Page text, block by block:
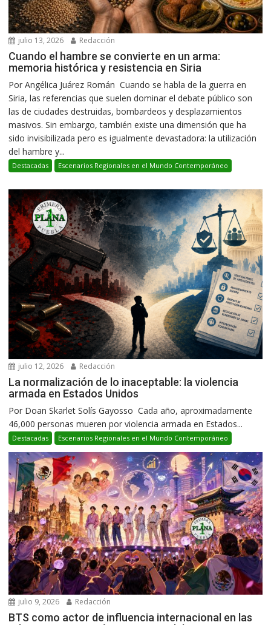
julio 13, 2026 Redacción
Cuando el hambre se convierte en un arma:
memoria histórica y resistencia en Siria
Por Angélica Juárez Román Cuando se habla de la guerra en
Siria, las referencias que suelen dominar el debate público son
las de ciudades destruidas, bombardeos y desplazamientos
masivos. Sin embargo, también existe una dimensión que ha
sido invisibilizada pero es igualmente devastadora: la utilización
del hambre y...
Destacadas Escenarios Regionales en el Mundo Contemporáneo
julio 12, 2026 Redacción
La normalización de lo inaceptable: la violencia
armada en Estados Unidos
Por Doan Skarlet Solís Gayosso Cada año, aproximadamente
46,000 personas mueren por violencia armada en Estados...
Destacadas Escenarios Regionales en el Mundo Contemporáneo
julio 9, 2026 Redacción
BTS como actor de influencia internacional en las